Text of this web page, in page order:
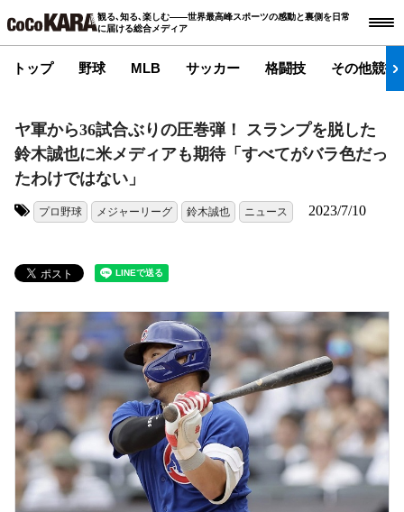
観る､知る､楽しむ――世界最高峰スポーツの感動と裏側を日常
に届ける総合メディア
トップ 野球 MLB サッカー 格闘技 その他競技
ヤ軍から36試合ぶりの圧巻弾！ スランプを脱した
鈴木誠也に米メディアも期待「すべてがバラ色だっ
たわけではない」
プロ野球 メジャーリーグ 鈴木誠也 ニュース 2023/7/10